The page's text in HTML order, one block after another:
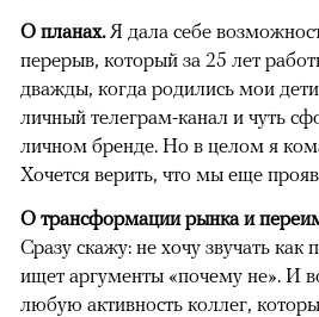
О планах. Я дала себе
перерыв, который за 25 лет
дважды, когда родились мои
личный телеграм-канал и чуть
личном бренде. Но в целом я
Хочется верить, что мы еще
О трансформации рынка и
Сразу скажу: не хочу звучать как
ищет аргументы «почему не». И
любую активность коллег,